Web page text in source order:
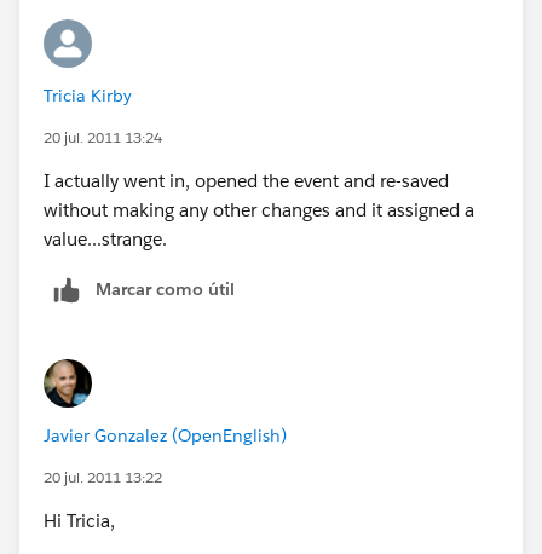
Tricia Kirby
20 jul. 2011 13:24
I actually went in, opened the event and re-saved
without making any other changes and it assigned a
value...strange.
Marcar como útil
Javier Gonzalez (OpenEnglish)
20 jul. 2011 13:22
Hi Tricia,